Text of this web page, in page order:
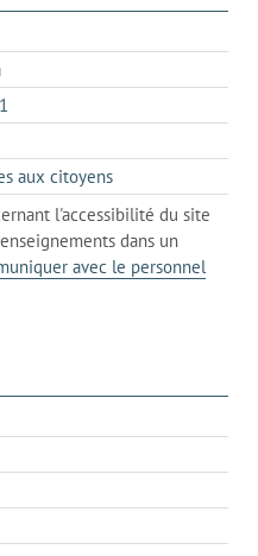
s'ouvre
dans
votre
de
messagerie
dans
un
client
de
votre
téléphone
aux citoyenss'ouvre
dans
l'onglet
actuel
l'accessibilité du site
dans un
avec le personnel